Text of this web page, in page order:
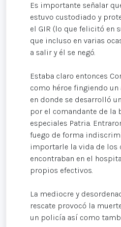
Es importante señalar
estuvo custodiado y
el GIR (lo que felicitó en
que incluso en varias
a salir y él se negó.
Estaba claro entonces
como héroe fingiendo un
en donde se desarrolló
por el comandante de la
especiales Patria.
fuego de forma
importarle la vida de los
encontraban en el
propios efectivos.
La mediocre y
rescate provocó la
un policía así como